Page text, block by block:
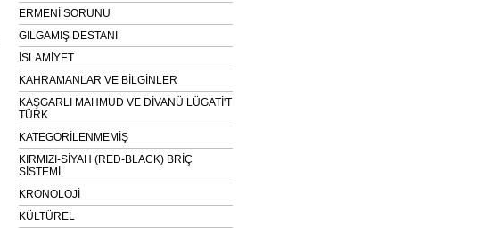
ERMENİ SORUNU
GILGAMIŞ DESTANI
İSLAMİYET
KAHRAMANLAR VE BİLGİNLER
KAŞGARLI MAHMUD VE DİVANÜ LÜGATİ'T
TÜRK
KATEGORİLENMEMİŞ
KIRMIZI-SİYAH (RED-BLACK) BRİÇ
SİSTEMİ
KRONOLOJİ
KÜLTÜREL